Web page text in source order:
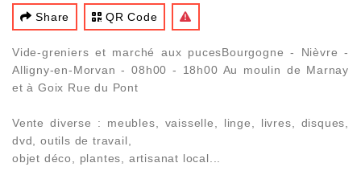
Share QR Code
Vide-greniers et marché aux pucesBourgogne - Nièvre -
Alligny-en-Morvan - 08h00 - 18h00 Au moulin de Marnay
et à Goix Rue du Pont
Vente diverse : meubles, vaisselle, linge, livres, disques,
dvd, outils de travail,
objet déco, plantes, artisanat local...